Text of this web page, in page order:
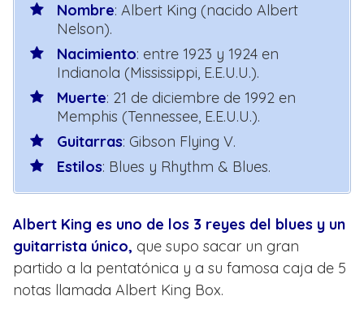
Nombre: Albert King (nacido Albert
Nelson).
Nacimiento: entre 1923 y 1924 en
Indianola (Mississippi, E.E.U.U.).
Muerte: 21 de diciembre de 1992 en
Memphis (Tennessee, E.E.U.U.).
Guitarras: Gibson Flying V.
Estilos: Blues y Rhythm & Blues.
Albert King es uno de los 3 reyes del blues y un
guitarrista único, que supo sacar un gran
partido a la pentatónica y a su famosa caja de 5
notas llamada Albert King Box.